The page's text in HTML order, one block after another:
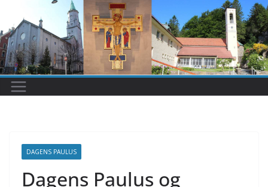
DAGENS PAULUS
Dagens Paulus og